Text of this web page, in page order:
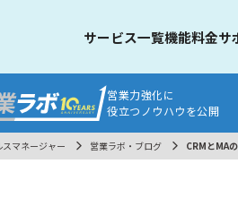
営業力強化に
役立つノウハウを公開
サービス一覧機能料金サ
スマネージャー 営業ラボ・ブログ CRMとMA